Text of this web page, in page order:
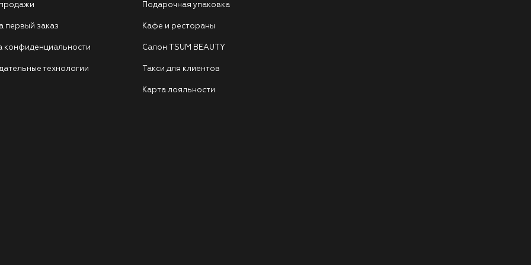
первый заказ
конфиденциальности
технологии
Подарочная упаковка
Кафе и рестораны
Салон TSUM BEAUTY
Такси для клиентов
Карта лояльности